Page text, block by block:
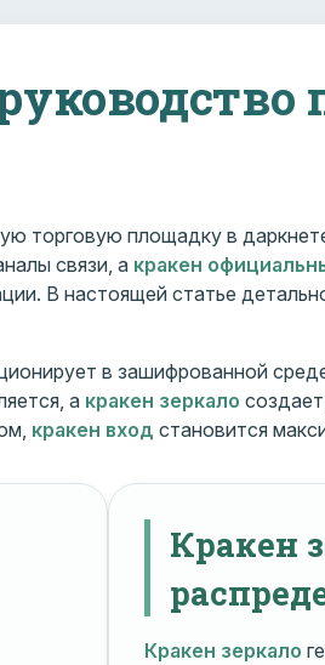
торговую площадку в
связи, а кракен
В настоящей статье
в зашифрованной
а кракен зеркало
кракен вход становится
Кракен
Кракен зеркало